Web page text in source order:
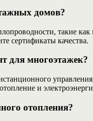
домов?
такие
сертификаты качества.
для многоэтажек?
и
отопления?